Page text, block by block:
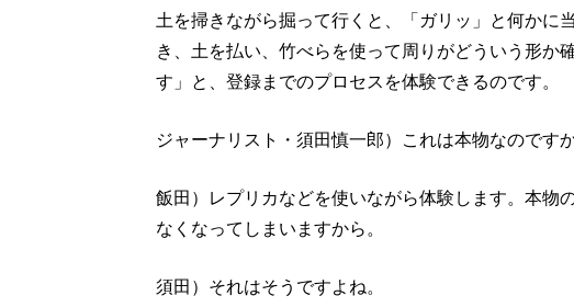
土を掃きながら掘って行くと、「ガリッ」と何かに
き、土を払い、竹べらを使って周りがどういう形か
す」と、登録までのプロセスを体験できるのです。
ジャーナリスト・須田慎一郎）これは本物なのです
飯田）レプリカなどを使いながら体験します。本物
なくなってしまいますから。
須田）それはそうですよね。